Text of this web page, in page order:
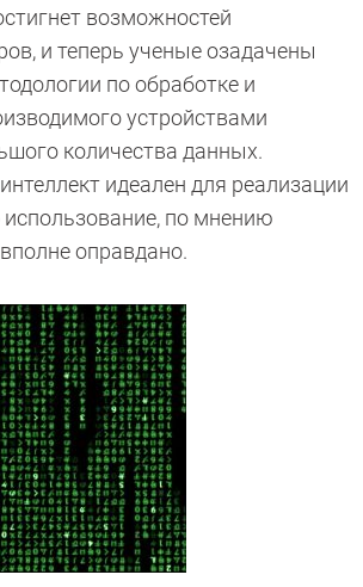
возможностей
и теперь ученые озадачены
по обработке и
устройствами
количества данных.
идеален для реализации
использование, по мнению
оправдано.